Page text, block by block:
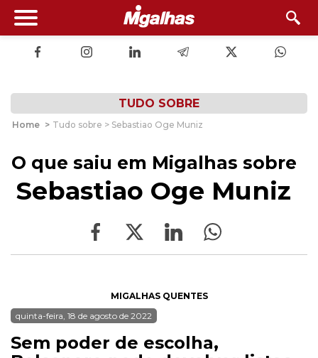
TUDO SOBRE
Home > Tudo sobre > Sebastiao Oge Muniz
O que saiu em Migalhas sobre
Sebastiao Oge Muniz
MIGALHAS QUENTES
quinta-feira, 18 de agosto de 2022
Sem poder de escolha,